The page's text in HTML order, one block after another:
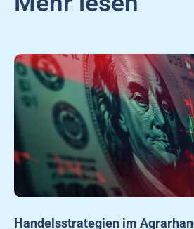
Handelsstrategien im